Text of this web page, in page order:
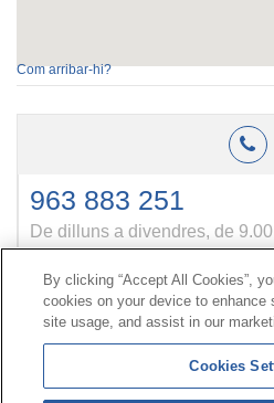
Com arribar-hi?
963 883 251
De dilluns a divendres, de
Contacte |Perfil del
Línia Universal 900 203 203
Prestacions Especials|Zona
By clicking “Accept All Cookies”,
cookies on your device to enhance
site usage, and assist in our
Cookies